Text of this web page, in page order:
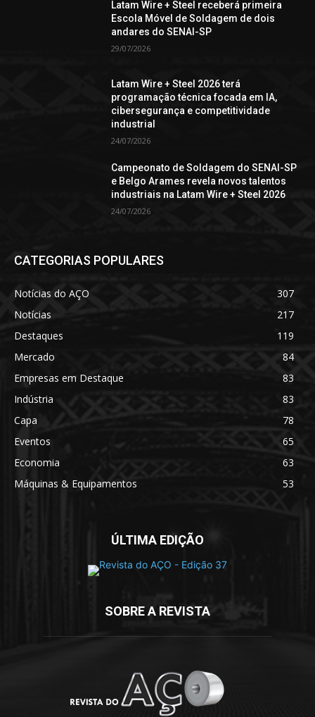
Latam Wire + Steel receberá primeira
Escola Móvel de Soldagem de dois
andares do SENAI-SP
29/07/2026
Latam Wire + Steel 2026 terá
programação técnica focada em IA,
cibersegurança e competitividade
industrial
24/07/2026
Campeonato de Soldagem do SENAI-SP
e Belgo Arames revela novos talentos
industriais na Latam Wire + Steel 2026
24/07/2026
CATEGORIAS POPULARES
Notícias do AÇO
307
Notícias
217
Destaques
119
Mercado
84
Empresas em Destaque
83
Indústria
83
Capa
78
Eventos
65
Economia
63
Máquinas & Equipamentos
53
ÚLTIMA EDIÇÃO
SOBRE A REVISTA